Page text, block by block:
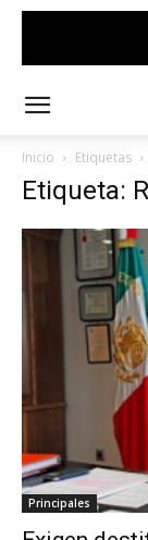
Inicio Etiquetas
Etiqueta:
Principales